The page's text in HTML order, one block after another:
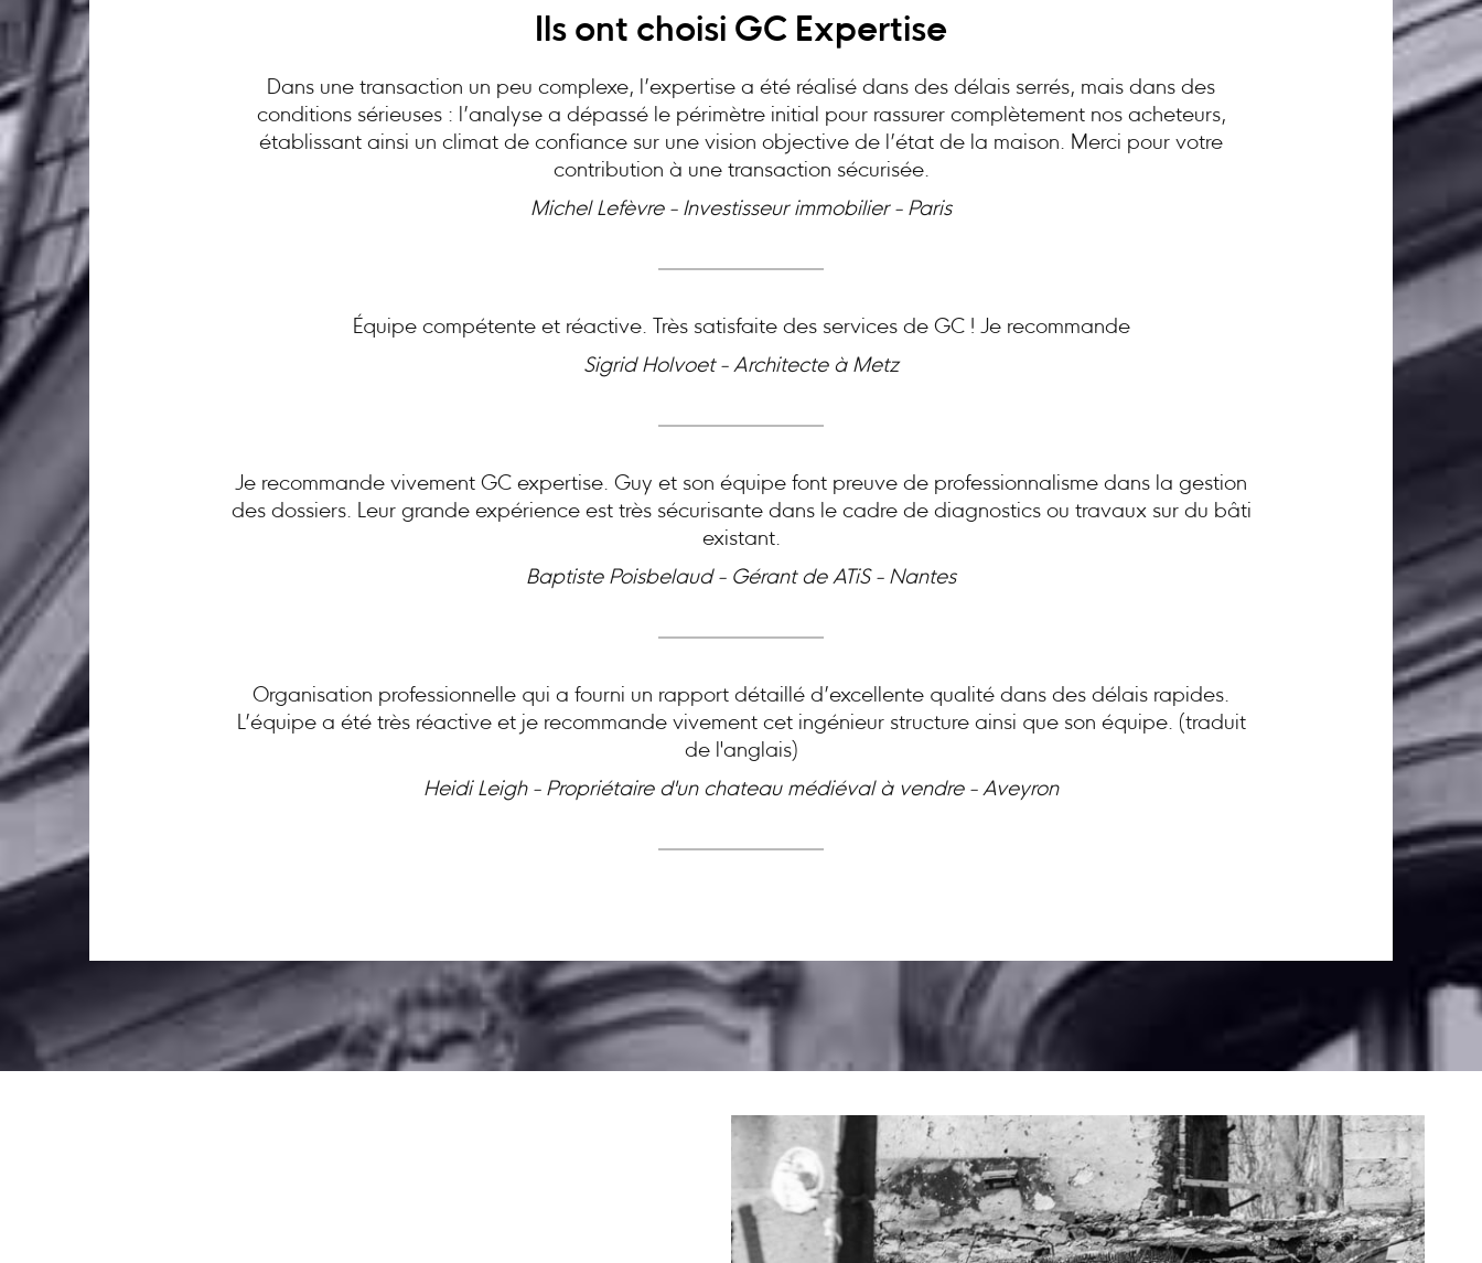
Ils ont choisi GC Expertise
Dans une transaction un peu complexe, l’expertise a été réalisé dans des délais serrés, mais dans des
conditions sérieuses : l’analyse a dépassé le périmètre initial pour rassurer complètement nos acheteurs,
établissant ainsi un climat de confiance sur une vision objective de l’état de la maison. Merci pour votre
contribution à une transaction sécurisée.
Michel Lefèvre - Investisseur immobilier - Paris
Équipe compétente et réactive. Très satisfaite des services de GC ! Je recommande
Sigrid Holvoet - Architecte à Metz
Je recommande vivement GC expertise. Guy et son équipe font preuve de professionnalisme dans la gestion
des dossiers. Leur grande expérience est très sécurisante dans le cadre de diagnostics ou travaux sur du bâti
existant.
Baptiste Poisbelaud - Gérant de ATiS - Nantes
Organisation professionnelle qui a fourni un rapport détaillé d’excellente qualité dans des délais rapides.
L’équipe a été très réactive et je recommande vivement cet ingénieur structure ainsi que son équipe. (traduit
de l'anglais)
Heidi Leigh - Propriétaire d'un chateau médiéval à vendre - Aveyron